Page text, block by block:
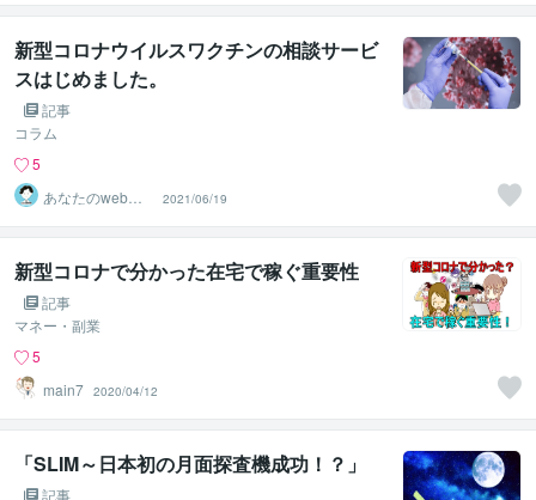
るヒーリング
新型コロナウイルスワクチンの相談サービ
スはじめました。
記事
コラム
5
あなたのweb薬
剤師
2021/06/19
新型コロナで分かった在宅で稼ぐ重要性
記事
マネー・副業
5
main7 2020/04/12
「SLIM～日本初の月面探査機成功！？」
記事